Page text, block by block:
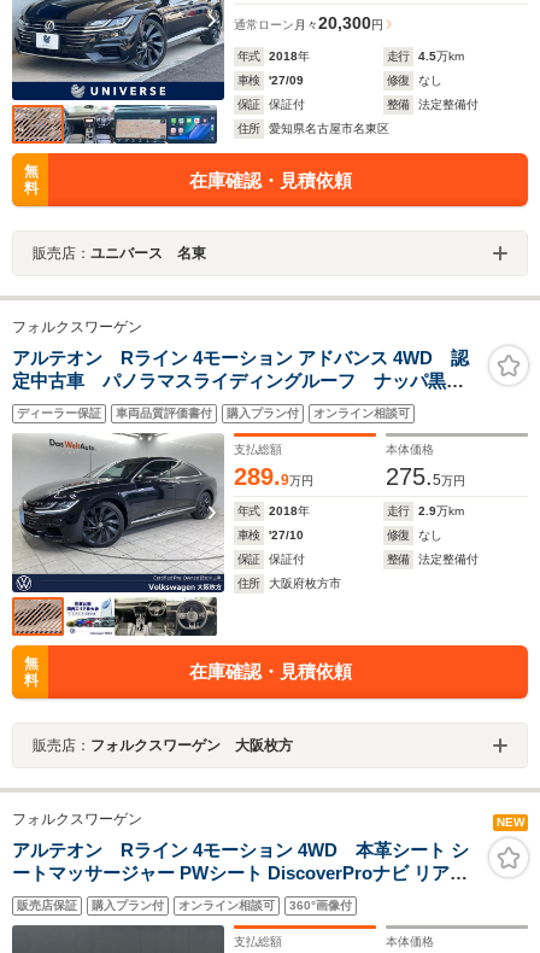
通常ローン 月々20,300円
年式 2018年 走行 4.5万km
車検
'27/09 修復
なし
保証
保証付 整備
法定整備付
住所
愛知県名古屋市名東区
無
料
在庫確認・見積依頼
販売店： ユニバース 名東
フォルクスワーゲン
アルテオン Rライン 4モーション アドバンス 4WD 認
定中古車 パノラマスライディングルーフ ナッパ黒革
シート オールインセーフティ LEDヘッドランプ 純
正20インチアルミホイール ヘッドアップディスプレ
イ パワーバックドア シートヒーター 7DSG
ディーラー保証 車両品質評価書付 購入プラン付 オンライン相談可
支払総額
289.9万円
本体価格
275.5万円
年式 2018年 走行 2.9万km
車検
'27/10 修復
なし
保証
保証付 整備
法定整備付
住所
大阪府枚方市
無
料
在庫確認・見積依頼
販売店： フォルクスワーゲン 大阪枚方
フォルクスワーゲン NEW
アルテオン Rライン 4モーション 4WD 本革シート シ
ートマッサージャー PWシート DiscoverProナビ リアビ
ューカメラ CarPlay対応 ヘッドアップディスプレイ デジ
タルメータークラスター PWバックドア LEDヘッドライ
ト ACC LKA ブラインドスポット ETC
販売店保証 購入プラン付 オンライン相談可 360°画像付
支払総額 本体価格